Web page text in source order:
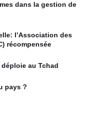
dans la gestion de
l’Association des
récompensée
au Tchad
pays ?